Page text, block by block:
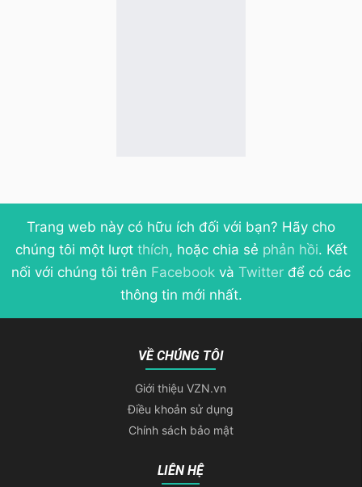
Trang web này có hữu ích đối với bạn? Hãy cho
chúng tôi một lượt thích, hoặc chia sẻ phản hồi. Kết
nối với chúng tôi trên Facebook và Twitter để có các
thông tin mới nhất.
VỀ CHÚNG TÔI
Giới thiệu VZN.vn
Điều khoản sử dụng
Chính sách bảo mật
LIÊN HỆ